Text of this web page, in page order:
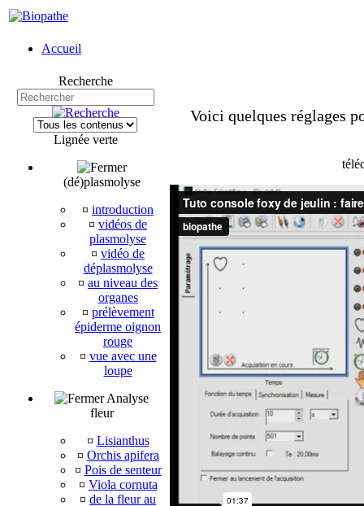
Accueil
Recherche
Lignée verte
(dé)plasmolyse
¤ introduction
¤ vidéos de
plasmolyse
¤ vidéo de
déplasmolyse
¤ au niveau des
organes
¤ prélèvement
épiderme oignon
rouge
¤ vue avec une
loupe
Analyse
fleur
¤ Lisianthus
¤ Orchis apifera
¤ Pois de senteur
¤ Viola cornuta
¤ de la fleur au
Voici quelques réglages